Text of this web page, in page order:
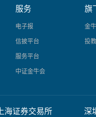
服务
电子报
信披平台
服务平台
中证金牛会
旗
金
投
上海证券交易所 深